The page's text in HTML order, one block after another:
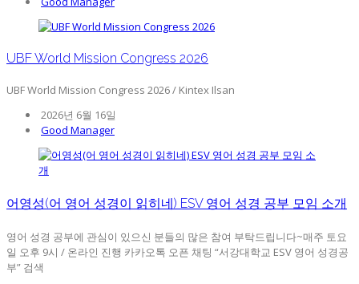
UBF World Mission Congress 2026
UBF World Mission Congress 2026 / Kintex Ilsan
2026년 6월 16일
Good Manager
어영성(어 영어 성경이 읽히네) ESV 영어 성경 공부 모임 소개
영어 성경 공부에 관심이 있으신 분들의 많은 참여 부탁드립니다~매주 토요
일 오후 9시 / 온라인 진행 카카오톡 오픈 채팅 “서강대학교 ESV 영어 성경공
부” 검색